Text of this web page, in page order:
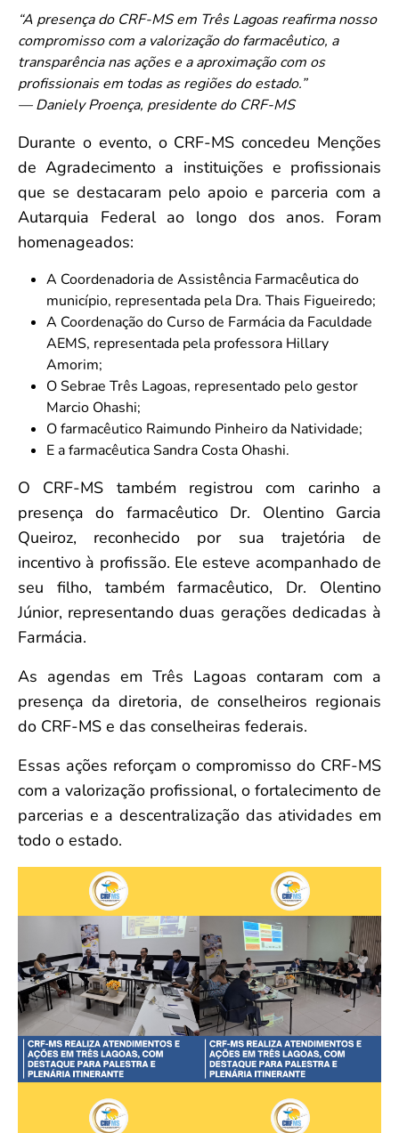
“A presença do CRF-MS em Três Lagoas reafirma nosso
compromisso com a valorização do farmacêutico, a
transparência nas ações e a aproximação com os
profissionais em todas as regiões do estado.”
— Daniely Proença, presidente do CRF-MS
Durante o evento, o CRF-MS concedeu Menções
de Agradecimento a instituições e profissionais
que se destacaram pelo apoio e parceria com a
Autarquia Federal ao longo dos anos. Foram
homenageados:
A Coordenadoria de Assistência Farmacêutica do
município, representada pela Dra. Thais Figueiredo;
A Coordenação do Curso de Farmácia da Faculdade
AEMS, representada pela professora Hillary
Amorim;
O Sebrae Três Lagoas, representado pelo gestor
Marcio Ohashi;
O farmacêutico Raimundo Pinheiro da Natividade;
E a farmacêutica Sandra Costa Ohashi.
O CRF-MS também registrou com carinho a
presença do farmacêutico Dr. Olentino Garcia
Queiroz, reconhecido por sua trajetória de
incentivo à profissão. Ele esteve acompanhado de
seu filho, também farmacêutico, Dr. Olentino
Júnior, representando duas gerações dedicadas à
Farmácia.
As agendas em Três Lagoas contaram com a
presença da diretoria, de conselheiros regionais
do CRF-MS e das conselheiras federais.
Essas ações reforçam o compromisso do CRF-MS
com a valorização profissional, o fortalecimento de
parcerias e a descentralização das atividades em
todo o estado.